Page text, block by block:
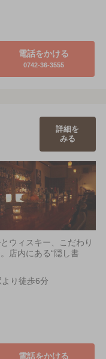
電話をかける
0742-36-3555
詳細を
みる
ウィスキー、こだわり
店内にある“隠し書
り徒歩6分
電話をかける